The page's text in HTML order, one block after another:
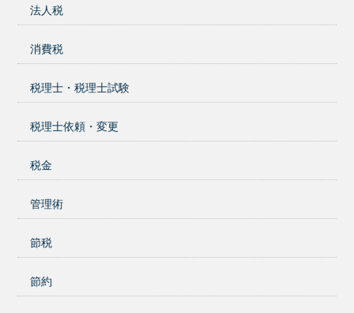
法人税
消費税
税理士・税理士試験
税理士依頼・変更
税金
管理術
節税
節約